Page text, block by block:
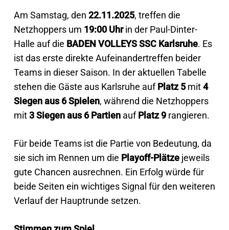
Am Samstag, den 22.11.2025, treffen die
Netzhoppers um 19:00 Uhrin der Paul-Dinter-
Halle auf die BADEN VOLLEYS SSC Karlsruhe. Es
ist das erste direkte Aufeinandertreffen beider
Teams in dieser Saison. In der aktuellen Tabelle
stehen die Gäste aus Karlsruhe aufPlatz 5mit4
Siegen aus 6 Spielen, während die Netzhoppers
mit3 Siegen aus 6 PartienaufPlatz 9rangieren.
Für beide Teams ist die Partie von Bedeutung, da
sie sich im Rennen um die Playoff-Plätzejeweils
gute Chancen ausrechnen. Ein Erfolg würde für
beide Seiten ein wichtiges Signal für den weiteren
Verlauf der Hauptrunde setzen.